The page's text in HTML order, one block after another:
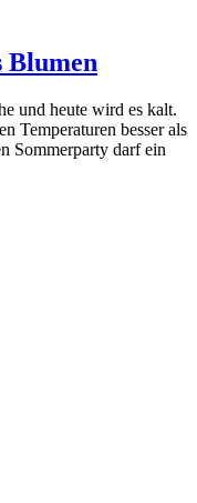
und heute wird es kalt.
Temperaturen besser als
Sommerparty darf ein